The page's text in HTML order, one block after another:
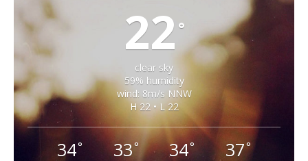
22 °
clear sky
59% humidity
wind: 8m/s NNW
H 22 • L 22
34° 33° 34° 37°